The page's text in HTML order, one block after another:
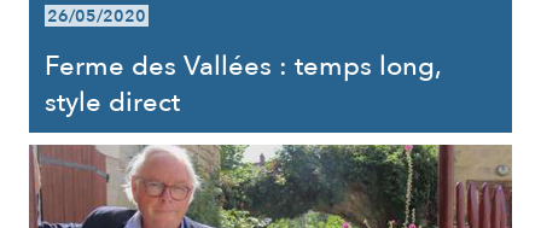
26/05/2020
Ferme des Vallées : temps long,
style direct